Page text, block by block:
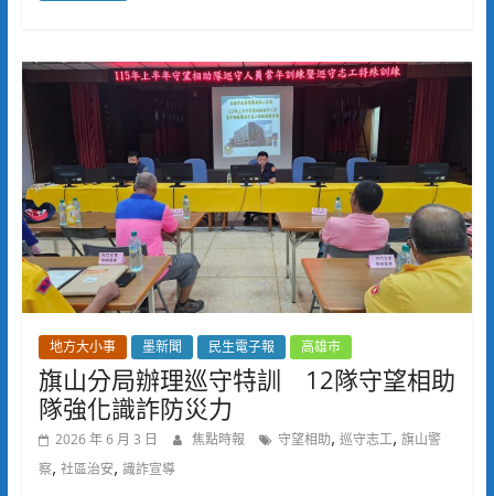
地方大小事 墨新聞 民生電子報 高雄市
旗山分局辦理巡守特訓 12隊守望相助
隊強化識詐防災力
2026 年 6 月 3 日 焦點時報 守望相助, 巡守志工, 旗山警
察, 社區治安, 識詐宣導